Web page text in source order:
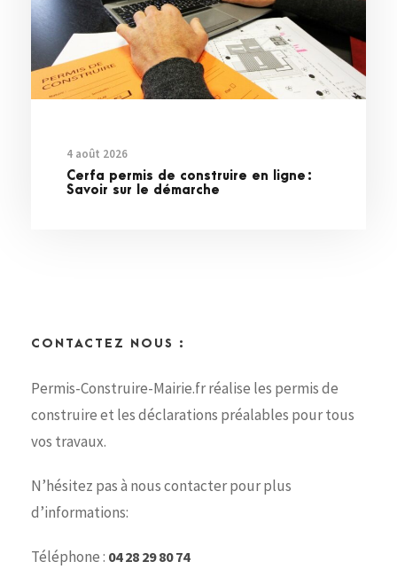
4 août 2026
Cerfa permis de construire en ligne :
Savoir sur le démarche
CONTACTEZ NOUS :
Permis-Construire-Mairie.fr réalise les permis de
construire et les déclarations préalables pour tous
vos travaux.
N’hésitez pas à nous contacter pour plus
d’informations:
Téléphone : 04 28 29 80 74